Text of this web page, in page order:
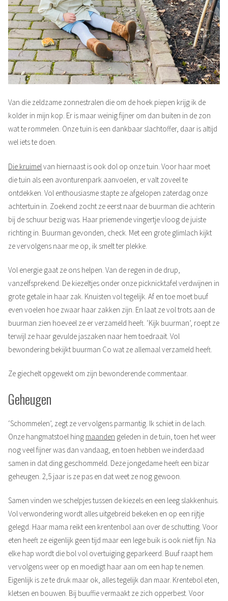
Van die zeldzame zonnestralen die om de hoek piepen krijg ik de
kolder in mijn kop. Er is maar weinig fijner om dan buiten in de zon
wat te rommelen. Onze tuin is een dankbaar slachtoffer, daar is altijd
wel iets te doen.
Die kruimel van hiernaast is ook dol op onze tuin. Voor haar moet
die tuin als een avonturenpark aanvoelen, er valt zoveel te
ontdekken. Vol enthousiasme stapte ze afgelopen zaterdag onze
achtertuin in. Zoekend zocht ze eerst naar de buurman die achterin
bij de schuur bezig was. Haar priemende vingertje vloog de juiste
richting in. Buurman gevonden, check. Met een grote glimlach kijkt
ze vervolgens naar me op, ik smelt ter plekke.
Vol energie gaat ze ons helpen. Van de regen in de drup,
vanzelfsprekend. De kiezeltjes onder onze picknicktafel verdwijnen in
grote getale in haar zak. Knuisten vol tegelijk. Af en toe moet buuf
even voelen hoe zwaar haar zakken zijn. En laat ze vol trots aan de
buurman zien hoeveel ze er verzameld heeft. ‘Kijk buurman’, roept ze
terwijl ze haar gevulde jaszaken naar hem toedraait. Vol
bewondering bekijkt buurman Co wat ze allemaal verzameld heeft.
Ze giechelt opgewekt om zijn bewonderende commentaar.
Geheugen
‘Schommelen’, zegt ze vervolgens parmantig. Ik schiet in de lach.
Onze hangmatstoel hing maanden geleden in de tuin, toen het weer
nog veel fijner was dan vandaag, en toen hebben we inderdaad
samen in dat ding geschommeld. Deze jongedame heeft een bizar
geheugen. 2,5 jaar is ze pas en dat weet ze nog gewoon.
Samen vinden we schelpjes tussen de kiezels en een leeg slakkenhuis.
Vol verwondering wordt alles uitgebreid bekeken en op een rijtje
gelegd. Haar mama reikt een krentenbol aan over de schutting. Voor
eten heeft ze eigenlijk geen tijd maar een lege buik is ook niet fijn. Na
elke hap wordt die bol vol overtuiging geparkeerd. Buuf raapt hem
vervolgens weer op en moedigt haar aan om een hap te nemen.
Eigenlijk is ze te druk maar ok, alles tegelijk dan maar. Krentebol eten,
kletsen en bouwen. Bij buuffie vermaakt ze zich opperbest. Voor